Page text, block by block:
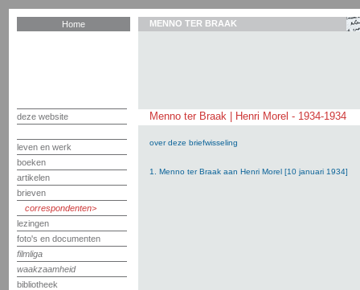
Home
deze website
leven en werk
boeken
artikelen
brieven
correspondenten
lezingen
foto's en documenten
filmliga
waakzaamheid
bibliotheek
MENNO TER BRAAK
Menno ter Braak | Henri Morel - 1934-1934
over deze briefwisseling
1. Menno ter Braak aan Henri Morel [10 januari 1934]